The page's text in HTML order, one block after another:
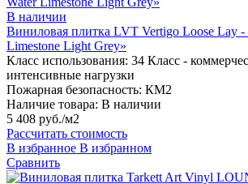
В наличии
Виниловая плитка LVT Vertigo Loose Lay -
Limestone Light Grey»
Класс использования: 34 Класс -
интенсивные нагрузки
Пожарная безопасность: КМ2
Наличие товара: В наличии
5 408 руб./м2
Рассчитать стоимость
В избранное В избранном
Сравнить